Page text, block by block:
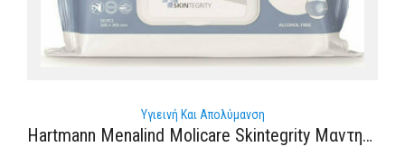
Υγιεινή Και Απολύμανση
Hartmann Menalind Molicare Skintegrity Μαντηλάκια 50τμχ